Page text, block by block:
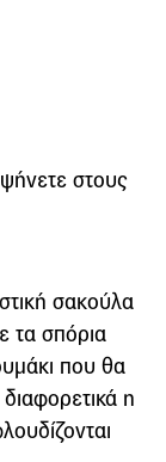
ψήνετε στους
σακούλα
τα σπόρια
που θα
η